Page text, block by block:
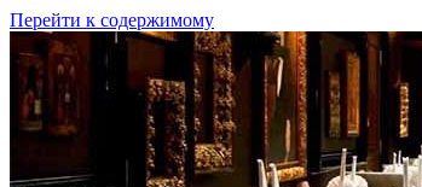
Перейти к содержимому